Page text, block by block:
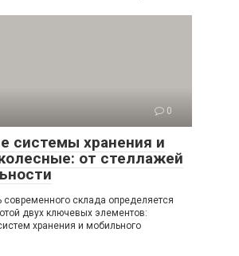
0
системы хранения и
от стеллажей
современного склада определяется
двух ключевых элементов:
хранения и мобильного